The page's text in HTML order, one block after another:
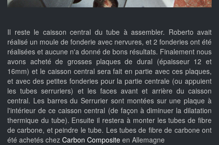
Il reste le caisson central du tube à assembler. Roberto avait
réalisé un moule de fonderie avec nervures, et 2 fonderies ont été
réalisées et aucune n'a donné de bons résultats. Finalement nous
avons acheté de grosses plaques de dural (épaisseur 12 et
16mm) et le caisson central sera fait en partie avec ces plaques,
et avec des petites fonderies pour la partie centrale (ou appuient
les tubes serruriers) et les faces avant et arrière du caisson
central. Les barres du Serrurier sont montées sur une plaque à
l'intérieur de ce caisson central (de façon à diminuer la dilatation
thermique du tube). Ensuite il restera à monter les tubes de fibre
de carbone, et peindre le tube. Les tubes de fibre de carbone ont
été achetés chez Carbon Composite en Allemagne